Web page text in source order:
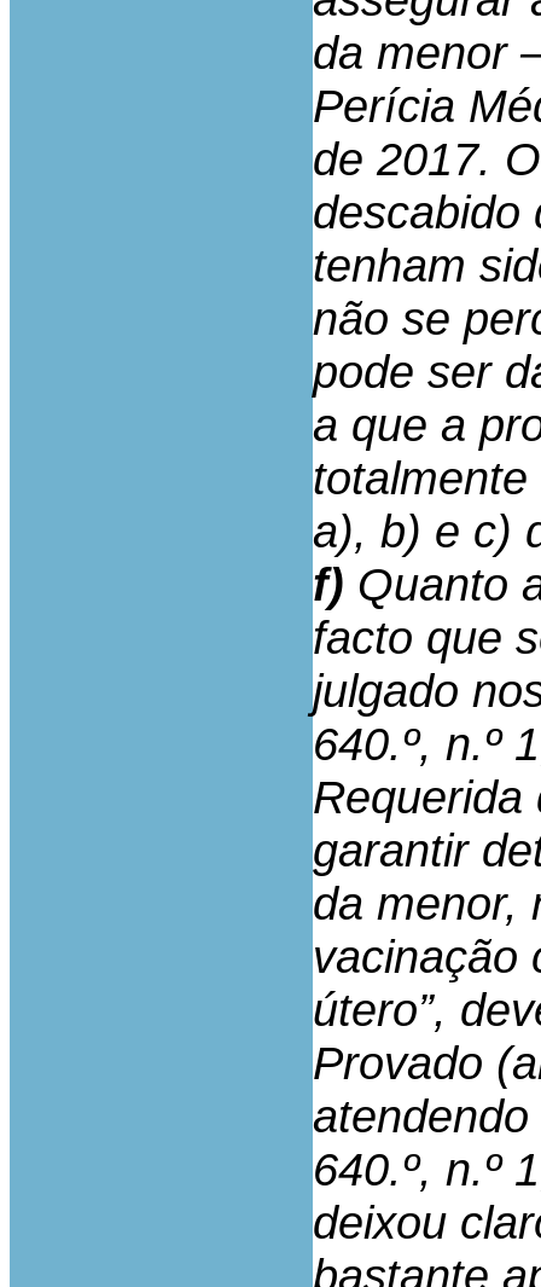
da menor
Perícia
de 2017.
descabido
tenham
não se
pode ser
a que a
totalmente
a), b) e c)
f) Quanto
facto que
julgado
640.º, n.º
Requerida
garantir
da menor,
vacinação
útero”,
Provado
640.º, n.º
deixou
bastante